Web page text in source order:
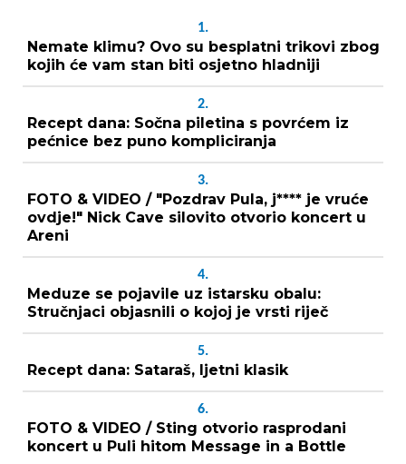
1.
Nemate klimu? Ovo su besplatni trikovi zbog
kojih će vam stan biti osjetno hladniji
2.
Recept dana: Sočna piletina s povrćem iz
pećnice bez puno kompliciranja
3.
FOTO & VIDEO / "Pozdrav Pula, j**** je vruće
ovdje!" Nick Cave silovito otvorio koncert u
Areni
4.
Meduze se pojavile uz istarsku obalu:
Stručnjaci objasnili o kojoj je vrsti riječ
5.
Recept dana: Sataraš, ljetni klasik
6.
FOTO & VIDEO / Sting otvorio rasprodani
koncert u Puli hitom Message in a Bottle